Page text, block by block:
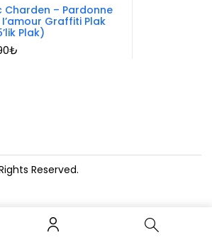
Charden – Pardonne
I’amour Graffiti Plak
Plak)
₺
Reserved.